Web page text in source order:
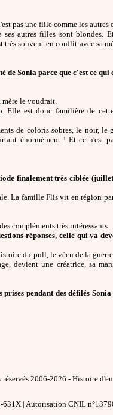
pas une fille comme les autres
ses autres filles sont blondes.
très souvent en conflit avec sa
Sonia parce que c'est ce qui
le voudrait.
Elle est donc familière de
de coloris sobres, le noir,
énormément ! Et ce n'est
finalement très ciblée
La famille Flis vit en région
compléments très intéressants.
réponses, celle qui va
du pull, le vécu de la
devient une créatrice, sa
pendant des défilés
2006-2026 - Histoire
631X | Autorisation CNIL